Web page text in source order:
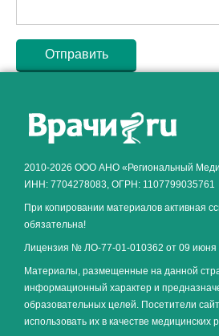
2010-2026 ООО АНО «Региональный
ИНН: 7704278083, ОГРН: 1107799035761
При копировании материалов активная
обязательна!
Лицензия № ЛО-77-01-010362 от 09 июня
Материалы, размещенные на данной
информационный характер и
образовательных целей. Посетители
использовать их в качестве медицинских